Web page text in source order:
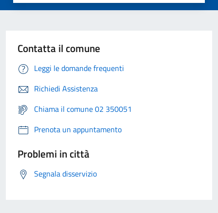
Contatta il comune
Leggi le domande frequenti
Richiedi Assistenza
Chiama il comune 02 350051
Prenota un appuntamento
Problemi in città
Segnala disservizio